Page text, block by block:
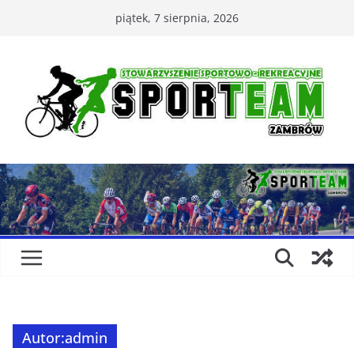
piątek, 7 sierpnia, 2026
Autor:admin